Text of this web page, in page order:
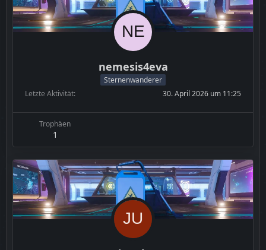
nemesis4eva
Sternenwanderer
Letzte Aktivität
30. April 2026 um 11:25
Trophäen
1